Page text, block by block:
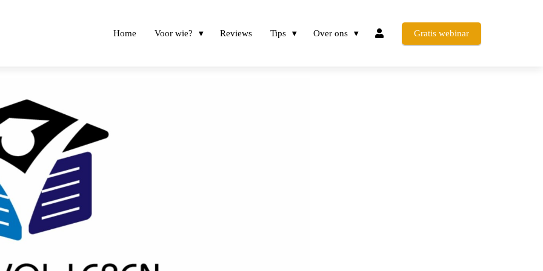
Home Voor wie? Reviews Tips Over ons Gratis webinar